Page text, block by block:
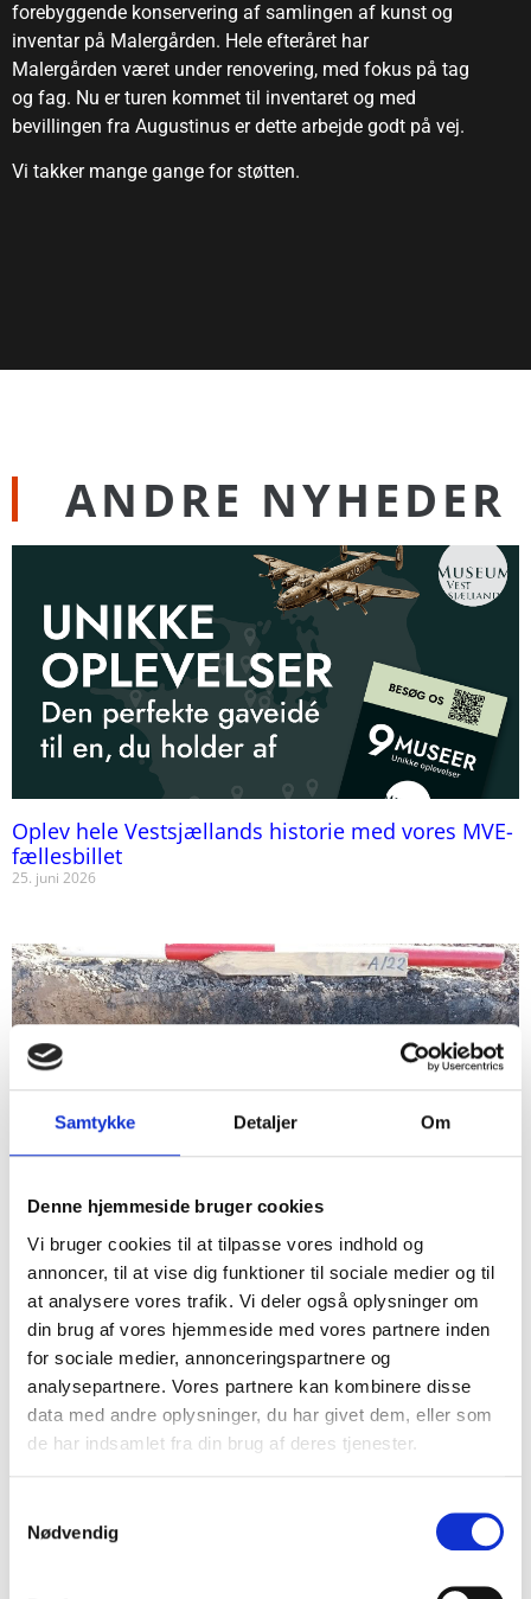
Samtykke Detaljer Om
Denne hjemmeside bruger cookies
Vi bruger cookies til at tilpasse vores indhold og
annoncer, til at vise dig funktioner til sociale medier og til
at analysere vores trafik. Vi deler også oplysninger om
din brug af vores hjemmeside med vores partnere inden
for sociale medier, annonceringspartnere og
analysepartnere. Vores partnere kan kombinere disse
data med andre oplysninger, du har givet dem, eller som
de har indsamlet fra din brug af deres tjenester.
Nødvendig
forebyggende konservering af samlingen af kunst og
inventar på Malergården. Hele efteråret har
Malergården været under renovering, med fokus på tag
og fag. Nu er turen kommet til inventaret og med
bevillingen fra Augustinus er dette arbejde godt på vej.
Vi takker mange gange for støtten.
ANDRE NYHEDER
Oplev hele Vestsjællands historie med vores MVE-
fællesbillet
25. juni 2026
20. juni 2026